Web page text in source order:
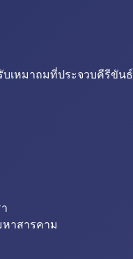
เหมาถมที่ประจวบคีรีขันธ์
าสารคาม